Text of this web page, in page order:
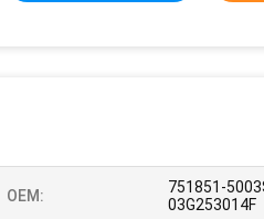
OEM:
751851-
03G253014F